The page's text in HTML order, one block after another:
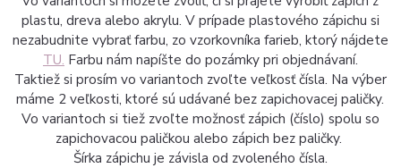
plastu, dreva alebo akrylu. V prípade plastového zápichu si
nezabudnite vybrať farbu, zo vzorkovníka farieb, ktorý nájdete
TU. Farbu nám napíšte do pozámky pri objednávaní.
Taktiež si prosím vo variantoch zvoľte veľkosť čísla. Na výber
máme 2 veľkosti, ktoré sú udávané bez zapichovacej paličky.
Vo variantoch si tiež zvoľte možnosť zápich (číslo) spolu so
zapichovacou paličkou alebo zápich bez paličky.
Šírka zápichu je závisla od zvoleného čísla.